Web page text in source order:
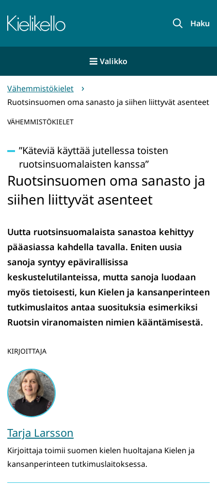
sisältöön
Etusivu Haku
Valikko
Vähemmistökielet
Ruotsinsuomen oma sanasto ja siihen liittyvät asenteet
VÄHEMMISTÖKIELET
Ruotsinsuomen oma sanasto ja
siihen liittyvät asenteet
”Käteviä käyttää jutellessa toisten
ruotsinsuomalaisten kanssa”
Uutta ruotsinsuomalaista sanastoa kehittyy
pääasiassa kahdella tavalla. Eniten uusia
sanoja syntyy epävirallisissa
keskustelutilanteissa, mutta sanoja luodaan
myös tietoisesti, kun Kielen ja kansanperinteen
tutkimuslaitos antaa suosituksia esimerkiksi
Ruotsin viranomaisten nimien kääntämisestä.
KIRJOITTAJA
Tarja Larsson
Kirjoittaja toimii suomen kielen huoltajana Kielen ja
kansanperinteen tutkimuslaitoksessa.